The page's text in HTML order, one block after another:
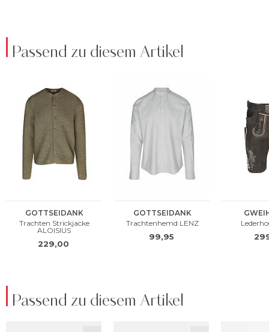
Passend zu diesem Artikel
Passend zu diesem Artikel